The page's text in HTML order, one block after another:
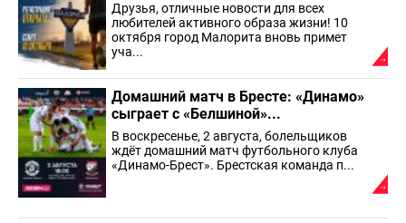
Друзья, отличные новости для всех
любителей активного образа жизни! 10
октября город Малорита вновь примет
уча...
Домашний матч в Бресте: «Динамо»
сыграет с «Белшиной»...
В воскресенье, 2 августа, болельщиков
ждёт домашний матч футбольного клуба
«Динамо-Брест». Брестская команда п...